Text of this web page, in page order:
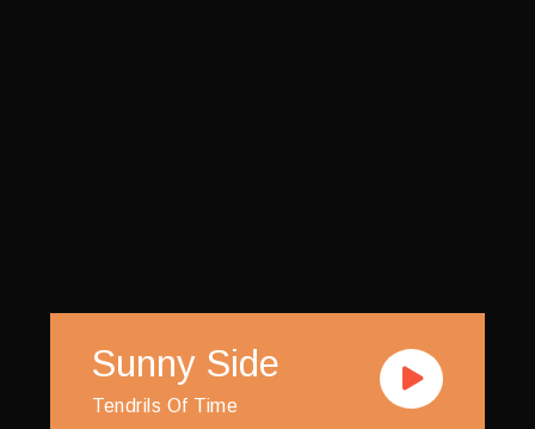
Sunny Side
Tendrils Of Time